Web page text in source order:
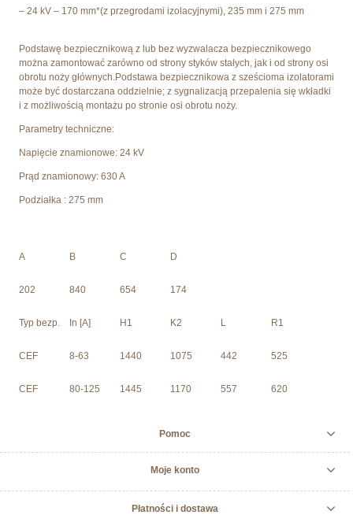
– 24 kV – 170 mm*(z przegrodami izolacyjnymi), 235 mm i 275 mm
Podstawę bezpiecznikową z lub bez wyzwalacza bezpiecznikowego
można zamontować zarówno od strony styków stałych, jak i od strony osi
obrotu noży głównych.Podstawa bezpiecznikowa z sześcioma izolatorami
może być dostarczana oddzielnie; z sygnalizacją przepalenia się wkładki
i z możliwością montażu po stronie osi obrotu noży.
Parametry techniczne:
Napięcie znamionowe: 24 kV
Prąd znamionowy: 630 A
Podziałka : 275 mm
A B C D
202 840 654 174
Typ bezp. In [A] H1 K2 L R1
CEF 8-63 1440 1075 442 525
CEF 80-125 1445 1170 557 620
Pomoc
Moje konto
Płatności i dostawa